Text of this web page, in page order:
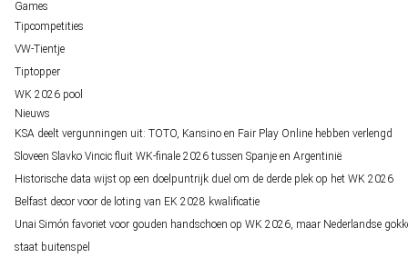
Games
Tipcompetities
VW-Tientje
Tiptopper
WK 2026 pool
Nieuws
KSA deelt vergunningen uit: TOTO, Kansino en Fair Play Online hebben verlengd
Sloveen Slavko Vincic fluit WK-finale 2026 tussen Spanje en Argentinië
Historische data wijst op een doelpuntrijk duel om de derde plek op het WK 2026
Belfast decor voor de loting van EK 2028 kwalificatie
Unai Simón favoriet voor gouden handschoen op WK 2026, maar Nederlandse
staat buitenspel